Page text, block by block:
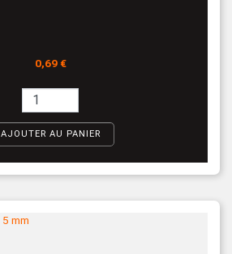
Prix
0,69 €
AJOUTER AU PANIER